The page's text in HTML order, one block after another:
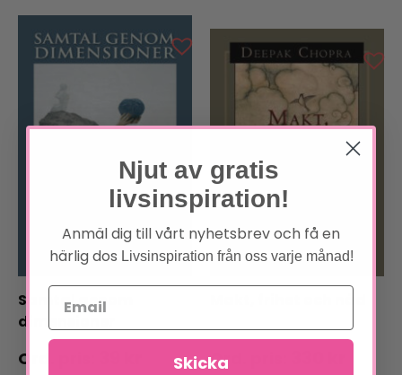
Samtal genom
dimensioner
Njut av gratis
livsinspiration!
Anmäl dig till vårt nyhetsbrev och få en
härlig dos Livsinspiration från oss varje månad!
Skicka